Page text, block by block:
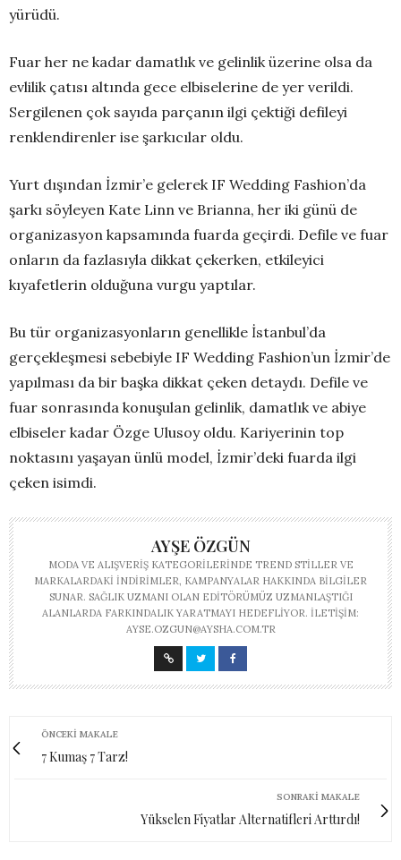
yürüdü.
Fuar her ne kadar damatlık ve gelinlik üzerine olsa da
evlilik çatısı altında gece elbiselerine de yer verildi.
Sergilenen çok sayıda parçanın ilgi çektiği defileyi
renklendirenler ise şarkıcılar oldu.
Yurt dışından İzmir’e gelerek IF Wedding Fashion’da
şarkı söyleyen Kate Linn ve Brianna, her iki günü de
organizasyon kapsamında fuarda geçirdi. Defile ve fuar
onların da fazlasıyla dikkat çekerken, etkileyici
kıyafetlerin olduğuna vurgu yaptılar.
Bu tür organizasyonların genellikle İstanbul’da
gerçekleşmesi sebebiyle IF Wedding Fashion’un İzmir’de
yapılması da bir başka dikkat çeken detaydı. Defile ve
fuar sonrasında konuşulan gelinlik, damatlık ve abiye
elbiseler kadar Özge Ulusoy oldu. Kariyerinin top
noktasını yaşayan ünlü model, İzmir’deki fuarda ilgi
çeken isimdi.
AYŞE ÖZGÜN
MODA VE ALIŞVERIŞ KATEGORILERINDE TREND STILLER VE
MARKALARDAKI INDIRIMLER, KAMPANYALAR HAKKINDA BILGILER
SUNAR. SAĞLIK UZMANI OLAN EDITÖRÜMÜZ UZMANLAŞTIĞI
ALANLARDA FARKINDALIK YARATMAYI HEDEFLIYOR. İLETIŞIM:
AYSE.OZGUN@AYSHA.COM.TR
ÖNCEKI MAKALE
7 Kumaş 7 Tarz!
SONRAKI MAKALE
Yükselen Fiyatlar Alternatifleri Arttırdı!